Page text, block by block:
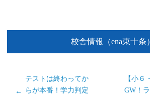
校舎情報（ena東十条）
テストは終わってか
らが本番！学力判定
【小６
GW！